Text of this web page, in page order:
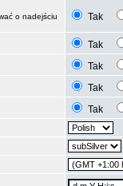
o nadejściu
Tak
Tak
Tak
Tak
Tak